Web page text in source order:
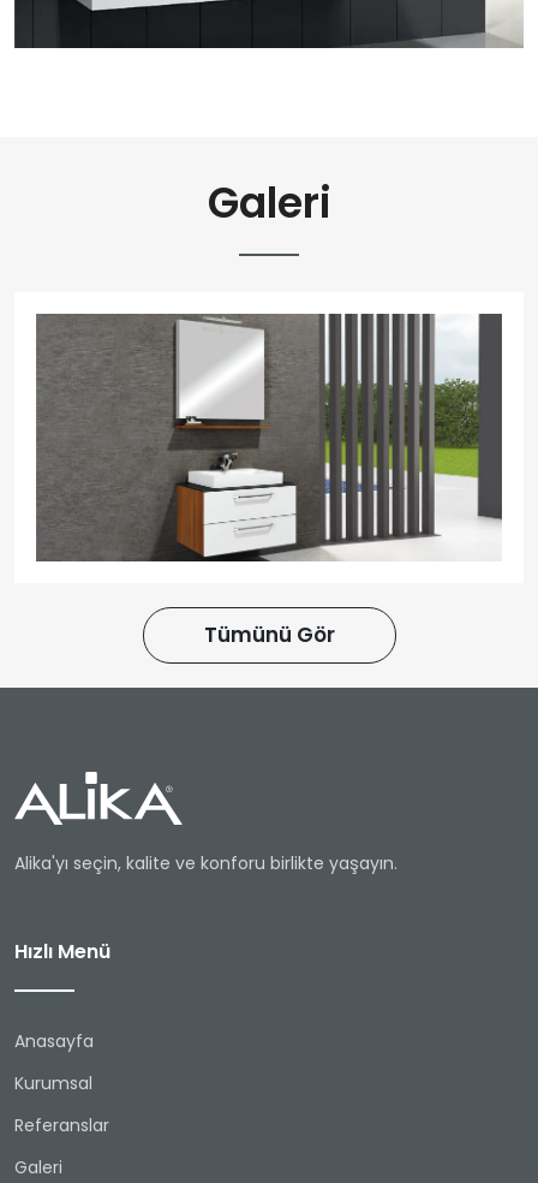
Galeri
Tümünü Gör
Alika'yı seçin, kalite ve konforu birlikte yaşayın.
Hızlı Menü
Anasayfa
Kurumsal
Referanslar
Galeri